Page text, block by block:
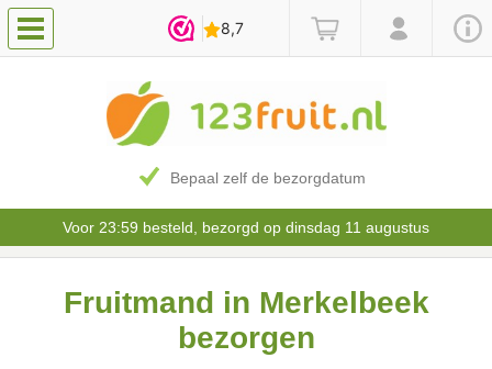
Bepaal zelf de bezorgdatum
Voor 23:59 besteld, bezorgd op dinsdag 11 augustus
Fruitmand in Merkelbeek
bezorgen